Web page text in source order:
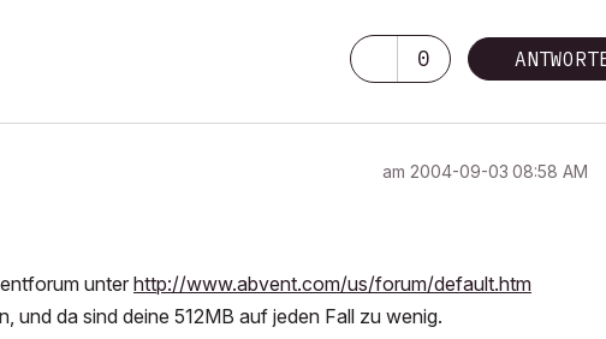
0
am ‎2004-09-03 08:58 AM
unter http://www.abvent.com/us/forum/default.htm
und da sind deine 512MB auf jeden Fall zu wenig.